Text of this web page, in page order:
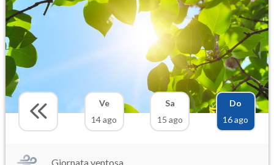
Ve
14 ago
Sa
15 ago
Do
16 ago
Giornata ventosa